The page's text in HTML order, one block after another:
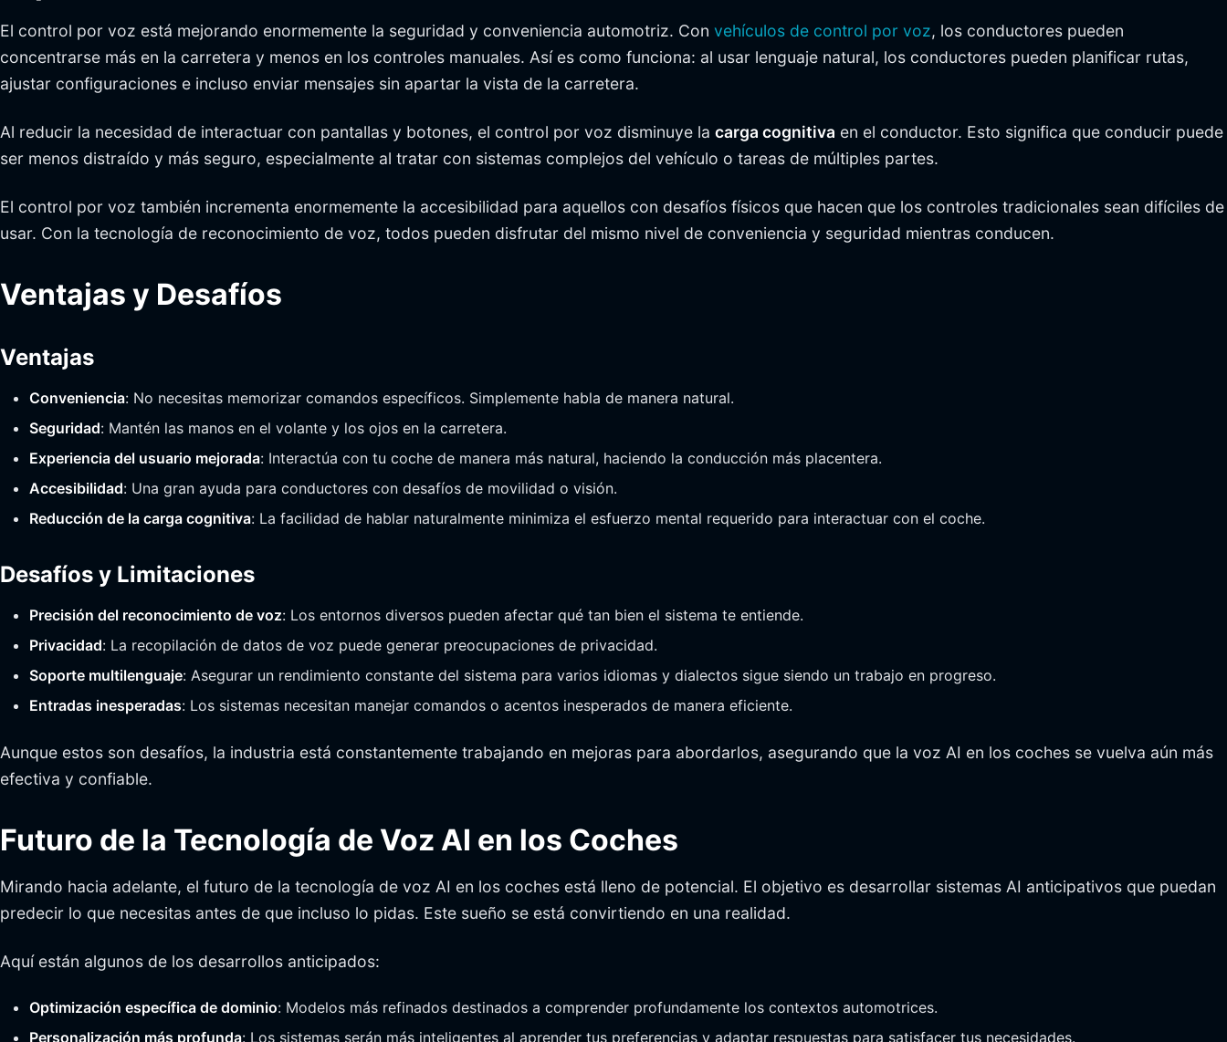
El control por voz está mejorando enormemente la seguridad y conveniencia automotriz. Con vehículos de control por voz, los conductores pueden
concentrarse más en la carretera y menos en los controles manuales. Así es como funciona: al usar lenguaje natural, los conductores pueden planificar rutas,
ajustar configuraciones e incluso enviar mensajes sin apartar la vista de la carretera.
Al reducir la necesidad de interactuar con pantallas y botones, el control por voz disminuye la carga cognitiva en el conductor. Esto significa que conducir puede
ser menos distraído y más seguro, especialmente al tratar con sistemas complejos del vehículo o tareas de múltiples partes.
El control por voz también incrementa enormemente la accesibilidad para aquellos con desafíos físicos que hacen que los controles tradicionales sean difíciles de
usar. Con la tecnología de reconocimiento de voz, todos pueden disfrutar del mismo nivel de conveniencia y seguridad mientras conducen.
Ventajas y Desafíos
Ventajas
Conveniencia: No necesitas memorizar comandos específicos. Simplemente habla de manera natural.
Seguridad: Mantén las manos en el volante y los ojos en la carretera.
Experiencia del usuario mejorada: Interactúa con tu coche de manera más natural, haciendo la conducción más placentera.
Accesibilidad: Una gran ayuda para conductores con desafíos de movilidad o visión.
Reducción de la carga cognitiva: La facilidad de hablar naturalmente minimiza el esfuerzo mental requerido para interactuar con el coche.
Desafíos y Limitaciones
Precisión del reconocimiento de voz: Los entornos diversos pueden afectar qué tan bien el sistema te entiende.
Privacidad: La recopilación de datos de voz puede generar preocupaciones de privacidad.
Soporte multilenguaje: Asegurar un rendimiento constante del sistema para varios idiomas y dialectos sigue siendo un trabajo en progreso.
Entradas inesperadas: Los sistemas necesitan manejar comandos o acentos inesperados de manera eficiente.
Aunque estos son desafíos, la industria está constantemente trabajando en mejoras para abordarlos, asegurando que la voz AI en los coches se vuelva aún más
efectiva y confiable.
Futuro de la Tecnología de Voz AI en los Coches
Mirando hacia adelante, el futuro de la tecnología de voz AI en los coches está lleno de potencial. El objetivo es desarrollar sistemas AI anticipativos que puedan
predecir lo que necesitas antes de que incluso lo pidas. Este sueño se está convirtiendo en una realidad.
Aquí están algunos de los desarrollos anticipados:
Optimización específica de dominio: Modelos más refinados destinados a comprender profundamente los contextos automotrices.
Personalización más profunda: Los sistemas serán más inteligentes al aprender tus preferencias y adaptar respuestas para satisfacer tus necesidades.